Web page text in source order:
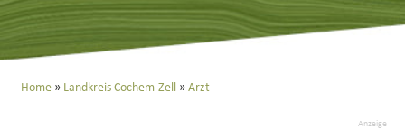
Home Landkreis Cochem-Zell Arzt
Anzeige